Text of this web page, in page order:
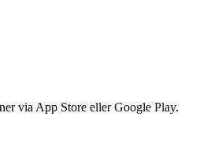
via App Store eller Google Play.